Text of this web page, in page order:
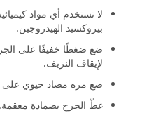
لا تستخدم أي مواد
بيروكسيد الهيدروجين.
ضع ضغطًا خفيفًا على
لإيقاف النزيف.
ضع مره مضاد حيوي على
غطّ الجرح بضمادة معقمة.